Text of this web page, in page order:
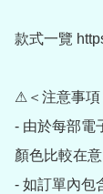
款式一覽
⚠＜注意事
- 由於每部電
顏色比較在
- 如訂單內包